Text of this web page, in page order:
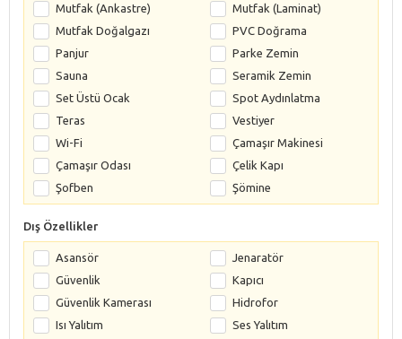
Mutfak (Ankastre)
Mutfak (Laminat)
Mutfak Doğalgazı
PVC Doğrama
Panjur
Parke Zemin
Sauna
Seramik Zemin
Set Üstü Ocak
Spot Aydınlatma
Teras
Vestiyer
Wi-Fi
Çamaşır Makinesi
Çamaşır Odası
Çelik Kapı
Şofben
Şömine
Dış Özellikler
Asansör
Jenaratör
Güvenlik
Kapıcı
Güvenlik Kamerası
Hidrofor
Isı Yalıtım
Ses Yalıtım